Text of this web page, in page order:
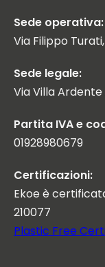
Sede operativa:
Via Filippo
Sede legale:
Via Villa Ardente
Partita IVA e
01928980679
Certificazioni:
Ekoe è
210077
Plastic Free